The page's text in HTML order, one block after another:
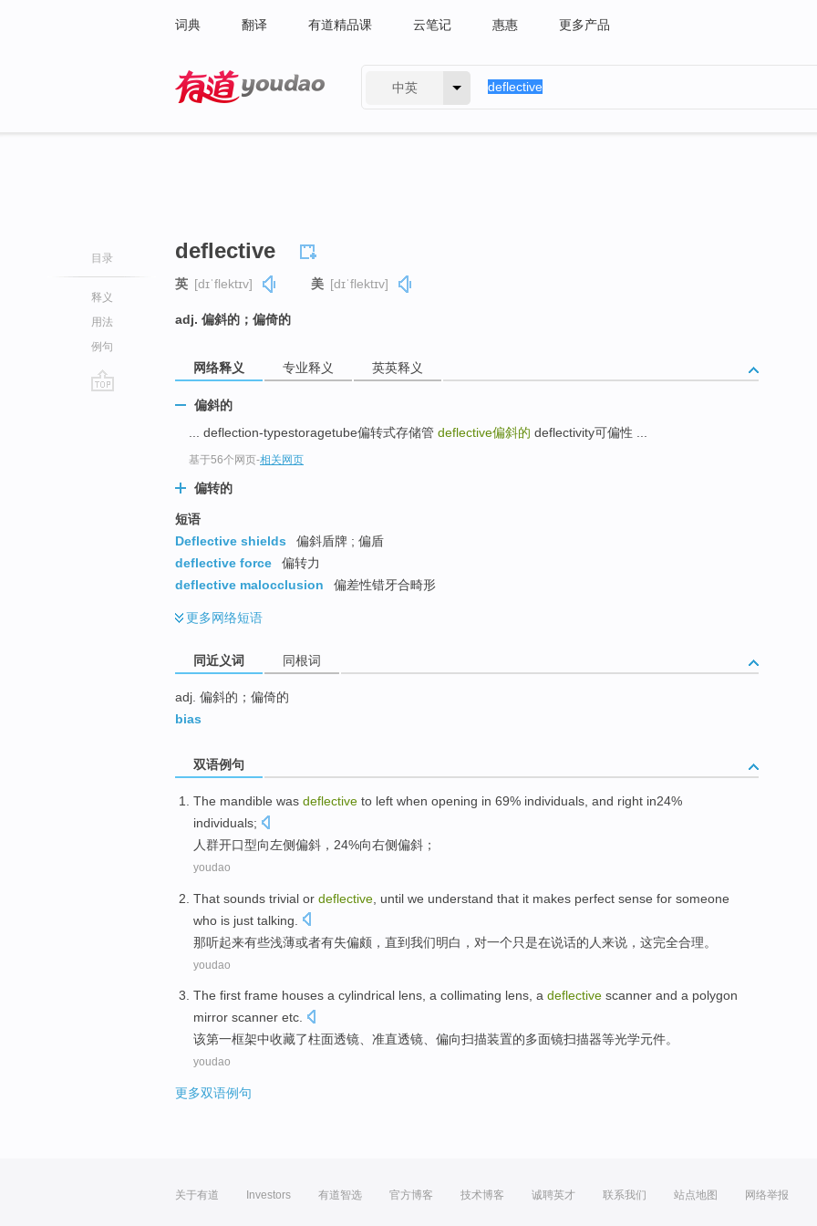
词典 翻译 有道精品课 云笔记 惠惠 更多产品
中英
目录
释义
用法
例句
deflective
英 [dɪˈflektɪv] 美 [dɪˈflektɪv]
adj. 偏斜的；偏倚的
网络释义 专业释义 英英释义
偏斜的
... deflection-typestoragetube偏转式存储管 deflective偏斜的 deflectivity可偏性 ...
基于56个网页-相关网页
偏转的
短语
Deflective shields
偏斜盾牌 ; 偏盾
deflective force
偏转力
deflective malocclusion
偏差性错牙合畸形
更多网络短语
同近义词 同根词
adj. 偏斜的；偏倚的
bias
双语例句
The mandible was deflective to left when opening in 69% individuals, and right in24%
individuals;
人群开口型向左侧偏斜，24%向右侧偏斜；
youdao
That sounds trivial or deflective until we understand that it makes perfect sense for someone
who is just talking
那听起来有些浅薄或者有失偏颇 ， 直到我们明白 ， 对一个只是在说话的人来说， 这完全合理。
youdao
The first frame houses a cylindrical lens, a collimating lens, a deflective scanner and a polygon
mirror scanner etc.
该第一框架中收藏了柱面透镜、 准直透镜、偏向扫描装置的多面镜扫描器等光学元件。
youdao
更多双语例句
关于有道 Investors 有道智选 官方博客 技术博客 诚聘英才 联系我们 站点地图 网络举报